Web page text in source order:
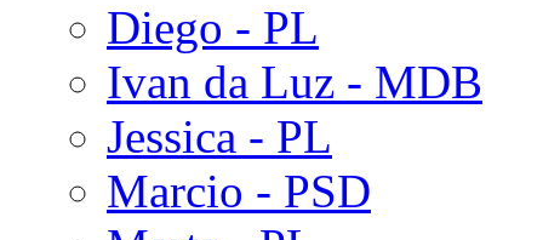
Diego - PL
Ivan da Luz - MDB
Jessica - PL
Marcio - PSD